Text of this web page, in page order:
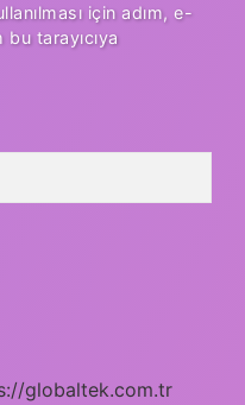
için adım, e-
tarayıcıya
globaltek.com.tr